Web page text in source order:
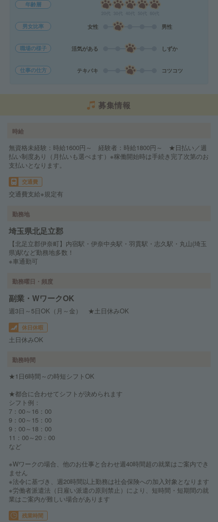
年齢層
男女比率 女性 男性
職場の様子 活気がある しずか
仕事の仕方 テキパキ コツコツ
募集情報
時給
無資格未経験：時給1600円～ 経験者：時給1800円～ ★日払い／週
払い制度あり（月払いも選べます）※稼働開始時は手続き完了次第のお
支払いとなります。
交通費
交通費支給※規定有
勤務地
埼玉県北足立郡
【北足立郡伊奈町】内宿駅・伊奈中央駅・羽貫駅・志久駅・丸山(埼玉
県)駅など勤務地多数！
※車通勤可
勤務曜日・頻度
副業・WワークOK
週3日～5日OK（月～金） ★土日休みOK
休日休暇
土日休みOK
勤務時間
★1日6時間～の時短シフトOK
★都合に合わせてシフトが決められます
シフト例：
7：00～16：00
9：00～15：00
9：00～18：00
11：00～20：00
など
※Wワークの場合、他のお仕事と合わせ週40時間超の就業はご案内でき
ません
※法令に基づき、週20時間以上勤務は社会保険への加入対象となります
※労働者派遣法（日雇い派遣の原則禁止）により、短時間・短期間の就
業はご案内が難しい場合があります
残業時間